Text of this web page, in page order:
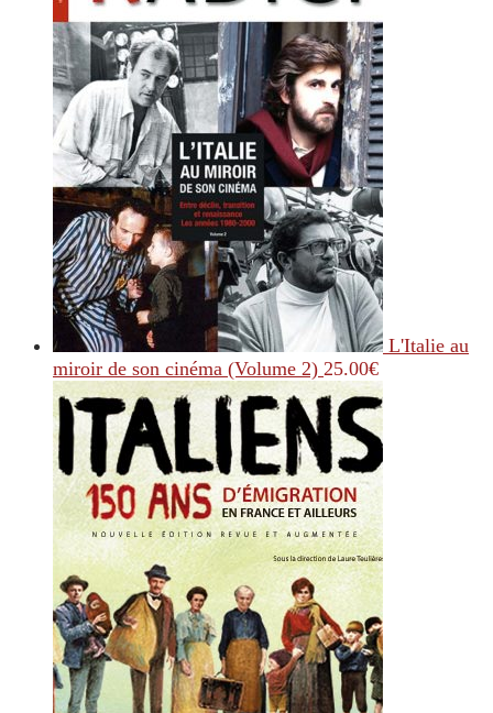
L'Italie au
miroir de son cinéma (Volume 2) 25.00€